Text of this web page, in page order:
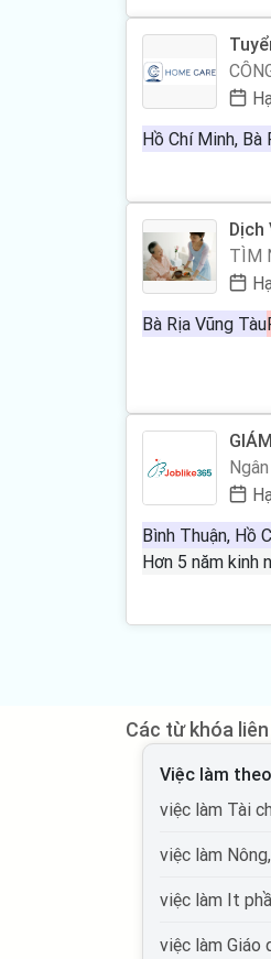
Dịch
Viện
TÌM
Bà Rịa Vũng Tàu
Các từ khóa
Việc làm
việc làm Tài
việc làm
việc làm It
việc làm Giáo